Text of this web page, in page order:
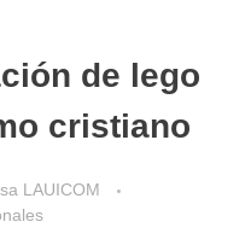
de lego
cristiano
LAUICOM